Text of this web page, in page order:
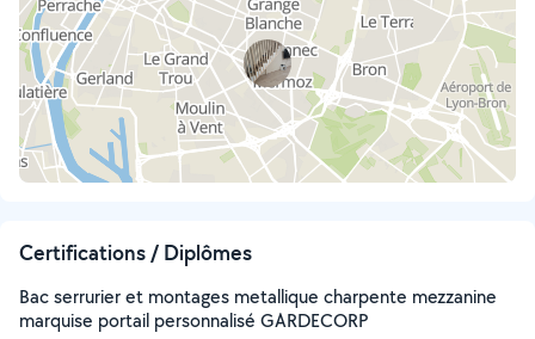
Certifications / Diplômes
Bac serrurier et montages metallique charpente mezzanine
marquise portail personnalisé GARDECORP